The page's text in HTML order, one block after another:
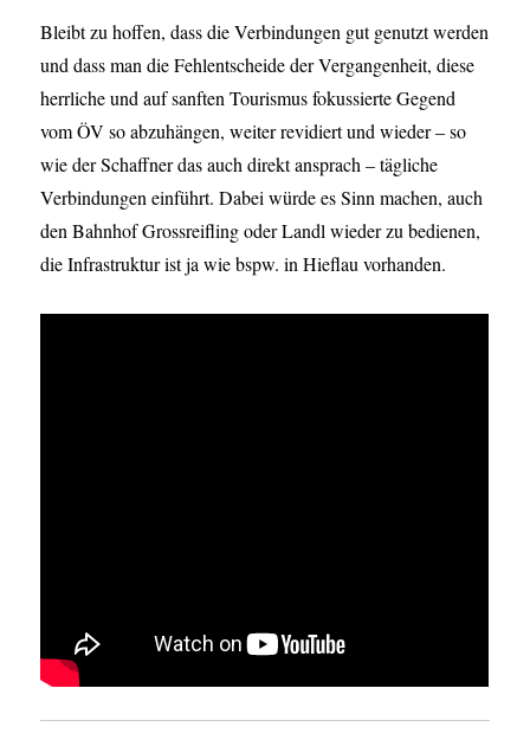
Bleibt zu hoffen, dass die Verbindungen gut genutzt werden
und dass man die Fehlentscheide der Vergangenheit, diese
herrliche und auf sanften Tourismus fokussierte Gegend
vom ÖV so abzuhängen, weiter revidiert und wieder – so
wie der Schaffner das auch direkt ansprach – tägliche
Verbindungen einführt. Dabei würde es Sinn machen, auch
den Bahnhof Grossreifling oder Landl wieder zu bedienen,
die Infrastruktur ist ja wie bspw. in Hieflau vorhanden.